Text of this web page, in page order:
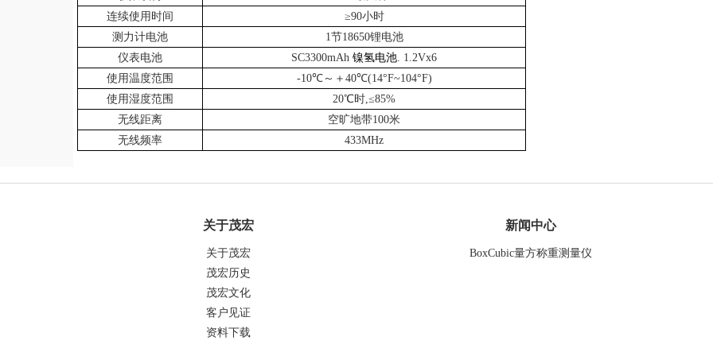
连续使用时间
≥90小时
测力计电池
1节18650锂电池
仪表电池
SC3300mAh 镍氢电池. 1.2Vx6
使用温度范围
-10℃～＋ 40℃(14°F~104°F)
使用湿度范围
20℃时,≤85%
无线距离
空旷地带100米
无线频率
433MHz
关于茂宏
关于茂宏
茂宏历史
茂宏文化
客户见证
资料下载
新闻中心
BoxCubic量方称重测量仪